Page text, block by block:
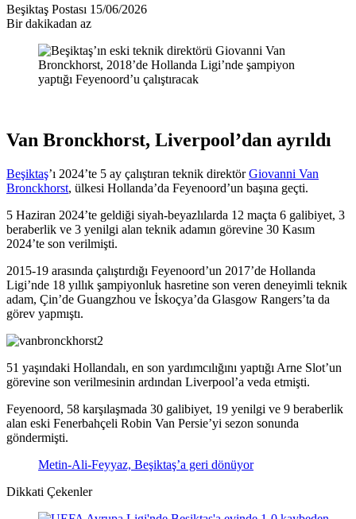
Beşiktaş Postası Bir
e-
göndermek
15/06/2026
Bir dakikadan az
Van Bronckhorst, Liverpool’dan ayrıldı
Beşiktaş’ı 2024’te 5 ay çalıştıran teknik direktörGiovanni Van
Bronckhorst, ülkesi Hollanda’da Feyenoord’un başına geçti.
5 Haziran 2024’te geldiği siyah-beyazlılarda 12 maçta 6 galibiyet, 3
beraberlik ve 3 yenilgi alan teknik adamın görevine 30 Kasım
2024’te son verilmişti.
2015-19 arasında çalıştırdığı Feyenoord’un 2017’de Hollanda
Ligi’nde 18 yıllık şampiyonluk hasretine son veren deneyimli teknik
adam, Çin’de Guangzhou ve İskoçya’da Glasgow Rangers’ta da
görev yapmıştı.
51 yaşındaki Hollandalı, en son yardımcılığını yaptığı Arne Slot’un
görevine son verilmesinin ardından Liverpool’a veda etmişti.
Feyenoord, 58 karşılaşmada 30 galibiyet, 19 yenilgi ve 9 beraberlik
alan eski Fenerbahçeli Robin Van Persie’yi sezon sonunda
göndermişti.
Metin-Ali-Feyyaz, Beşiktaş’a geri dönüyor
Dikkati Çekenler